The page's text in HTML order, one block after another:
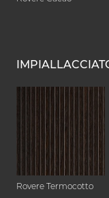
Rovere Termocotto